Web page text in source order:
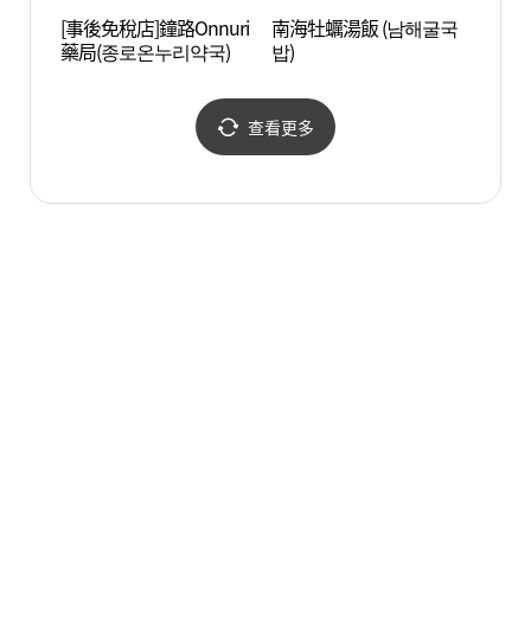
[事後免稅店]鐘路Onnuri
藥局(종로온누리약국)
南海牡蠣湯飯 (남해굴국
밥)
查看更多